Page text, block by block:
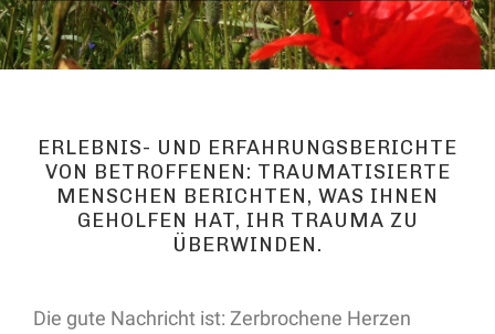
ERLEBNIS- UND ERFAHRUNGSBERICHTE
VON BETROFFENEN: TRAUMATISIERTE
MENSCHEN BERICHTEN, WAS IHNEN
GEHOLFEN HAT, IHR TRAUMA ZU
ÜBERWINDEN.
Die gute Nachricht ist: Zerbrochene Herzen